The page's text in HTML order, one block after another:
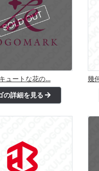
ュートな花の…
の詳細を見る
幾